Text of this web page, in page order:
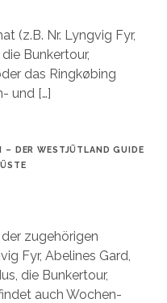
(z.B. Nr. Lyngvig Fyr,
Bunkertour,
das Ringkøbing
und […]
– DER WESTJÜTLAND GUIDE
zugehörigen
Fyr, Abelines Gard,
die Bunkertour,
auch Wochen-